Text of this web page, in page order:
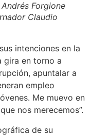
Forgione
Claudio
intenciones en la
gira en torno a
apuntalar a
empleo
Me muevo en
nos merecemos”.
de su